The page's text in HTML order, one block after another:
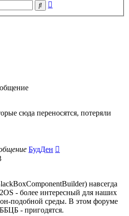
Поиск
сюда переносятся, потеряли
БудДен
навсегда
- более интересный для наших
подобной среды. В этом форуме
- пригодятся.